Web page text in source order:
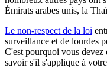
Émirats arabes unis, la
Le non-respect de la loi
surveillance et de lourdes
C'est pourquoi vous devez
savoir s'il s'applique à